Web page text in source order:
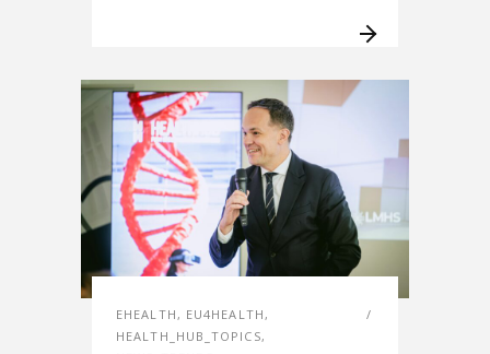
EHEALTH, EU4HEALTH,
HEALTH_HUB_TOPICS,